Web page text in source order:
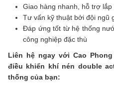
Giao hàng nhanh, hỗ trợ
Tư vấn kỹ thuật bởi đội ngũ
Đáp ứng tốt từ hệ thống
công nghiệp đặc thù
Liên hệ ngay với Cao
điều khiển khí nén double
thống của bạn: